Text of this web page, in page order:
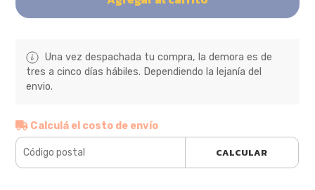
Una vez despachada tu compra, la demora es de
tres a cinco días hábiles. Dependiendo la lejanía del
envio.
Calculá el costo de envío
CALCULAR